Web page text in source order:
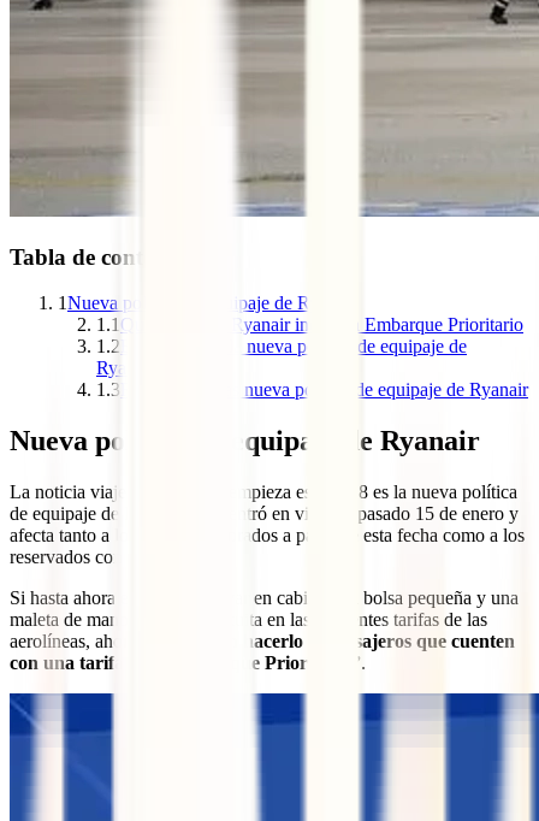
Tabla de contenidos
1Nueva política de equipaje de Ryanair
1.1 Qué tarifas de Ryanair incluyen Embarque Prioritario
1.2 Beneficios de la nueva política de equipaje de
Ryanair
1.3 Resumen de las nueva política de equipaje de Ryanair
Nueva política de equipaje de Ryanair
La noticia viajera con la que empieza este 2018 es la nueva política
de equipaje de Ryanair. Ésta entró en vigor el pasado 15 de enero y
afecta tanto a los vuelos comprados a partir de esta fecha como a los
reservados con anterioridad.
Si hasta ahora era posible llevar en cabina una bolsa pequeña y una
maleta de mano de forma gratuita en las diferentes tarifas de las
aerolíneas, ahora s
olo podrán hacerlo los pasajeros que cuenten
con una tarifa con “Embarque Prioritario”.